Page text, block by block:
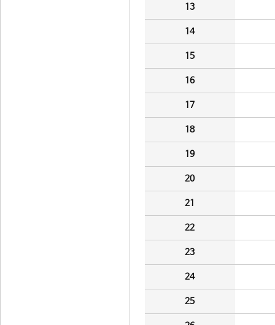
13
14
15
16
17
18
19
20
21
22
23
24
25